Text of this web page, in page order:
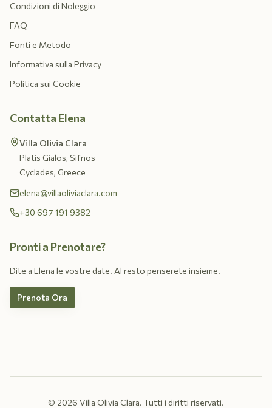
Condizioni di Noleggio
FAQ
Fonti e Metodo
Informativa sulla Privacy
Politica sui Cookie
Contatta Elena
Villa Olivia Clara
Platis Gialos, Sifnos
Cyclades, Greece
elena@villaoliviaclara.com
+30 697 191 9382
Pronti a Prenotare?
Dite a Elena le vostre date. Al resto penserete insieme.
Prenota Ora
© 2026 Villa Olivia Clara. Tutti i diritti riservati.